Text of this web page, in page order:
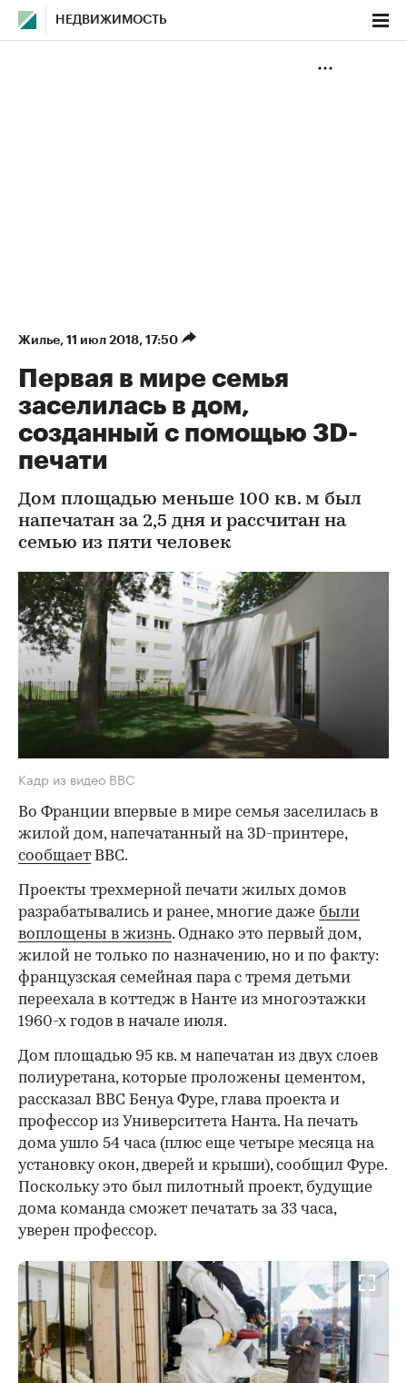
НЕДВИЖИМОСТЬ
Жилье⁠, 11 июл 2018, 17:50
Первая в мире семья
заселилась в дом,
созданный с помощью 3D-
печати
Дом площадью меньше 100 кв. м был
напечатан за 2,5 дня и рассчитан на
семью из пяти человек
Кадр из видео BBC
Во Франции впервые в мире семья заселилась в
жилой дом, напечатанный на 3D-принтере,
сообщает BBC.
Проекты трехмерной печати жилых домов
разрабатывались и ранее, многие даже были
воплощены в жизнь. Однако это первый дом,
жилой не только по назначению, но и по факту:
французская семейная пара с тремя детьми
переехала в коттедж в Нанте из многоэтажки
1960-х годов в начале июля.
Дом площадью 95 кв. м напечатан из двух слоев
полиуретана, которые проложены цементом,
рассказал ВВС Бенуа Фуре, глава проекта и
профессор из Университета Нанта. На печать
дома ушло 54 часа (плюс еще четыре месяца на
установку окон, дверей и крыши), сообщил Фуре.
Поскольку это был пилотный проект, будущие
дома команда сможет печатать за 33 часа,
уверен профессор.